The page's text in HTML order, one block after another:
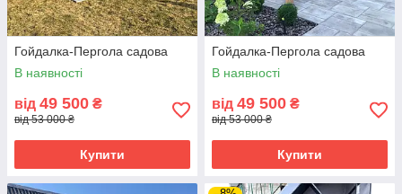
Гойдалка-Пергола садова
В наявності
від 49 500 ₴
від 53 000 ₴
Купити
Гойдалка-Пергола садова
В наявності
від 49 500 ₴
від 53 000 ₴
Купити